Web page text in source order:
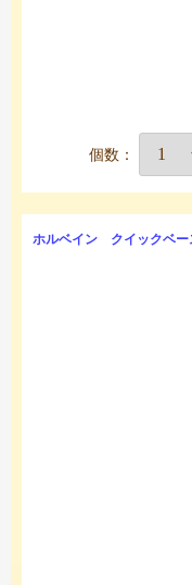
個数：
ホルベイン クイックベ